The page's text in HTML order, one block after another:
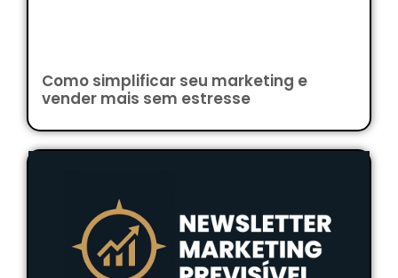
Como simplificar seu marketing e
vender mais sem estresse